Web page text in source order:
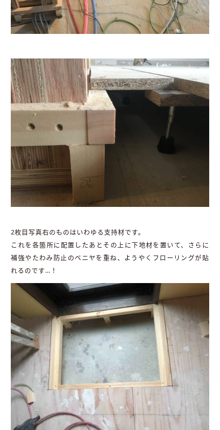
2枚目写真右のものはいわゆる支持材です。
これを各箇所に配置したあとその上に下地材を置いて、さらに
補強やたわみ防止のベニヤを重ね、ようやくフローリングが貼
れるのです…！